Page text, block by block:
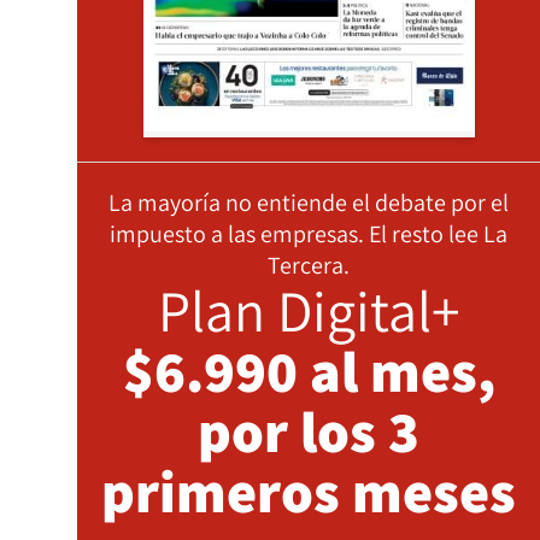
La mayoría no entiende el debate por el
impuesto a las empresas. El resto lee La
Tercera.
Plan Digital+
$6.990 al mes,
por los 3
primeros meses